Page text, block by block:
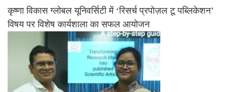
कृष्णा विकास ग्लोबल यूनिवर्सिटी में ‘रिसर्च प्रपोज़ल टू पब्लिकेशन’
विषय पर विशेष कार्यशाला का सफल आयोजन